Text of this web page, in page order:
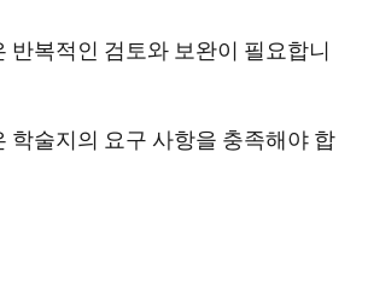
반복적인 검토와 보완이 필요합니
학술지의 요구 사항을 충족해야 합